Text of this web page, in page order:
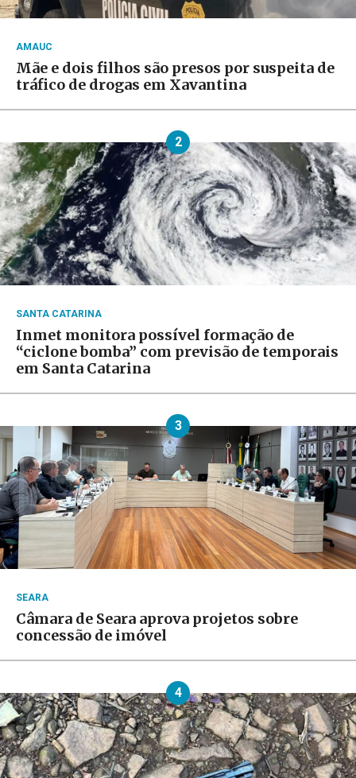
AMAUC
Mãe e dois filhos são presos por suspeita de
tráfico de drogas em Xavantina
2
SANTA CATARINA
Inmet monitora possível formação de
“ciclone bomba” com previsão de temporais
em Santa Catarina
3
SEARA
Câmara de Seara aprova projetos sobre
concessão de imóvel
4